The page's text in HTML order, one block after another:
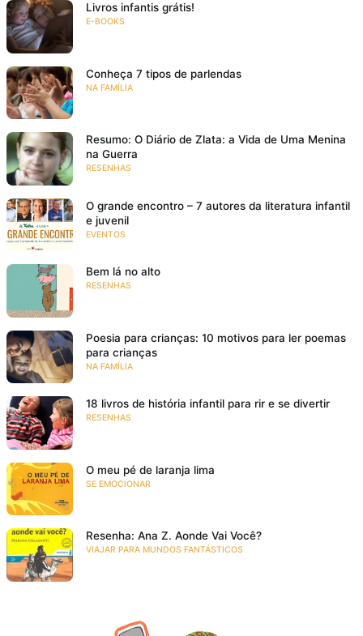
Livros infantis grátis!
E-BOOKS
Conheça 7 tipos de parlendas
NA FAMÍLIA
Resumo: O Diário de Zlata: a Vida de Uma Menina
na Guerra
RESENHAS
O grande encontro – 7 autores da literatura infantil
e juvenil
EVENTOS
Bem lá no alto
RESENHAS
Poesia para crianças: 10 motivos para ler poemas
para crianças
NA FAMÍLIA
18 livros de história infantil para rir e se divertir
RESENHAS
O meu pé de laranja lima
SE EMOCIONAR
Resenha: Ana Z. Aonde Vai Você?
VIAJAR PARA MUNDOS FANTÁSTICOS